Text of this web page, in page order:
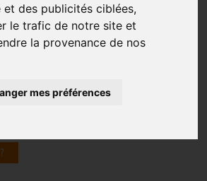
et des publicités ciblées,
le trafic de notre site et
la provenance de nos
mes préférences
du Pacific
un outil pour
la bête